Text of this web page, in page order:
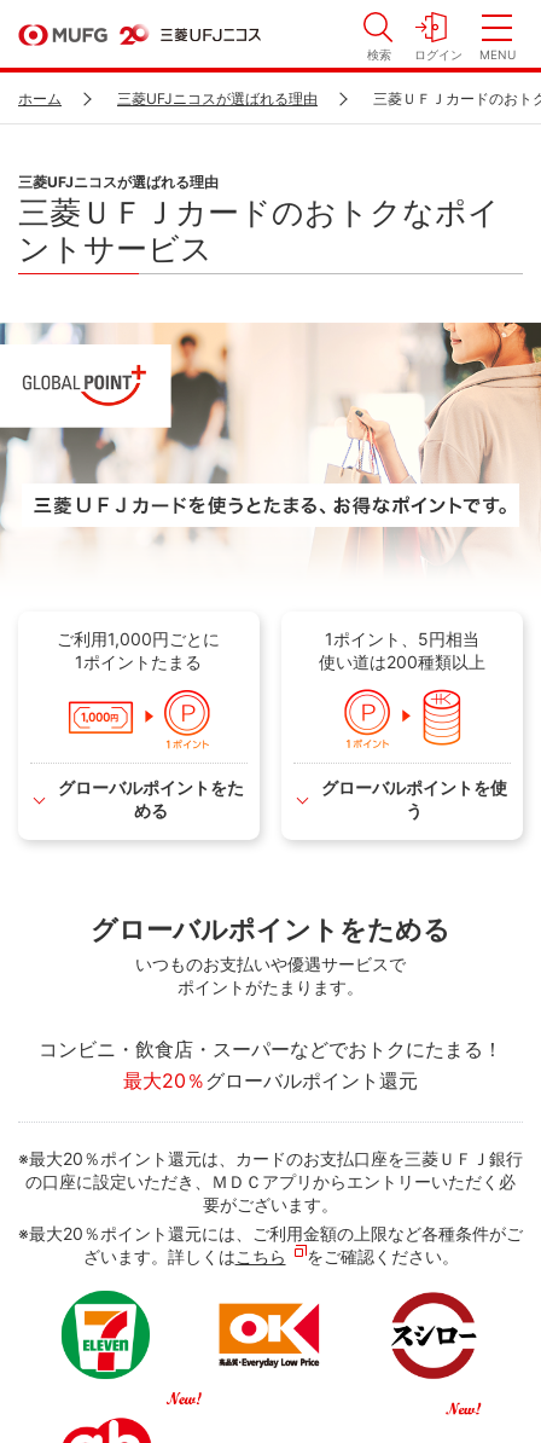
検索 ログイン MENU
ホーム 三菱UFJニコスが選ばれる理由 三菱ＵＦＪカードのおト
三菱UFJニコスが選ばれる理由
三菱ＵＦＪカードのおトクなポイ
ントサービス
ご利用1,000円ごとに
1ポイントたまる
グローバルポイントをた
める
1ポイント、5円相当
使い道は200種類以上
グローバルポイントを使
う
グローバルポイントをためる
いつものお支払いや優遇サービスで
ポイントがたまります。
コンビニ・飲食店・スーパーなどでおトクにたまる！
最大20％グローバルポイント還元
※最大20％ポイント還元は、カードのお支払口座を三菱ＵＦＪ銀行
の口座に設定いただき、ＭＤＣアプリからエントリーいただく必
要がございます。
※最大20％ポイント還元には、ご利用金額の上限など各種条件がご
ざいます。詳しくはこちら をご確認ください。